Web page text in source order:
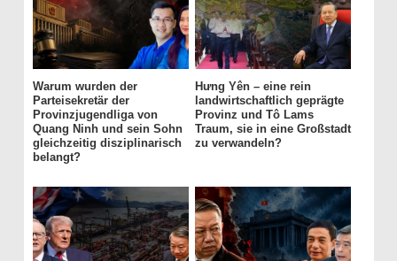
Warum wurden der
Parteisekretär der
Provinzjugendliga von
Quang Ninh und sein Sohn
gleichzeitig disziplinarisch
belangt?
Hưng Yên – eine rein
landwirtschaftlich geprägte
Provinz und Tô Lams
Traum, sie in eine Großstadt
zu verwandeln?